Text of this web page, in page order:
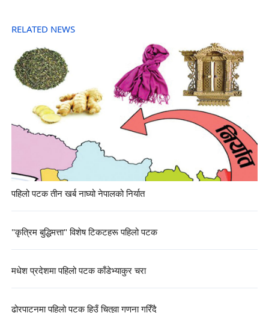
RELATED NEWS
पहिलो पटक तीन खर्ब नाघ्यो नेपालको निर्यात
"कृत्रिम बुद्धिमत्ता" विशेष टिकटहरू पहिलो पटक
मधेश प्रदेशमा पहिलो पटक काँडेभ्याकुर चरा
ढोरपाटनमा पहिलो पटक हिउँ चितुवा गणना गरिँदै